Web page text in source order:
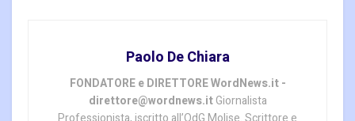
Paolo De Chiara
FONDATORE e DIRETTORE WordNews.it -
direttore@wordnews.itGiornalista